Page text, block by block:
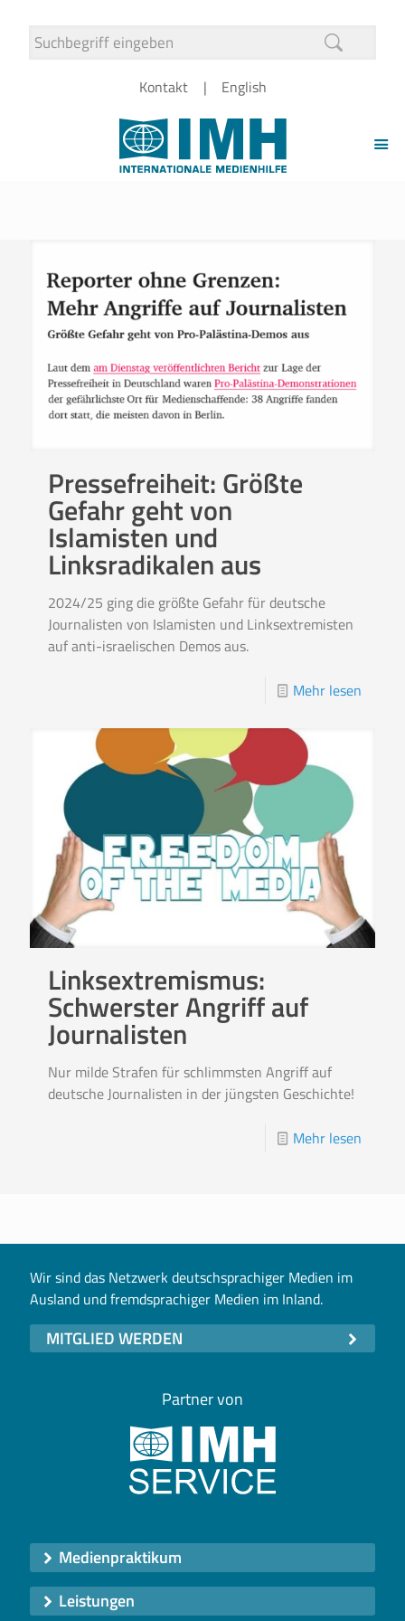
Kontakt English
Pressefreiheit: Größte
Gefahr geht von
Islamisten und
Linksradikalen aus
2024/25 ging die größte Gefahr für deutsche
Journalisten von Islamisten und Linksextremisten
auf anti-israelischen Demos aus.
Mehr lesen
Linksextremismus:
Schwerster Angriff auf
Journalisten
Nur milde Strafen für schlimmsten Angriff auf
deutsche Journalisten in der jüngsten Geschichte!
Mehr lesen
Wir sind das Netzwerk deutschsprachiger Medien im
Ausland und fremdsprachiger Medien im Inland.
MITGLIED WERDEN
Partner von
Medienpraktikum
Leistungen